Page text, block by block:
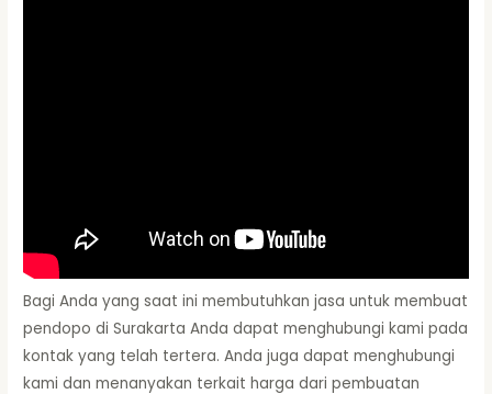
Bagi Anda yang saat ini membutuhkan jasa untuk membuat
pendopo di Surakarta Anda dapat menghubungi kami pada
kontak yang telah tertera. Anda juga dapat menghubungi
kami dan menanyakan terkait harga dari pembuatan